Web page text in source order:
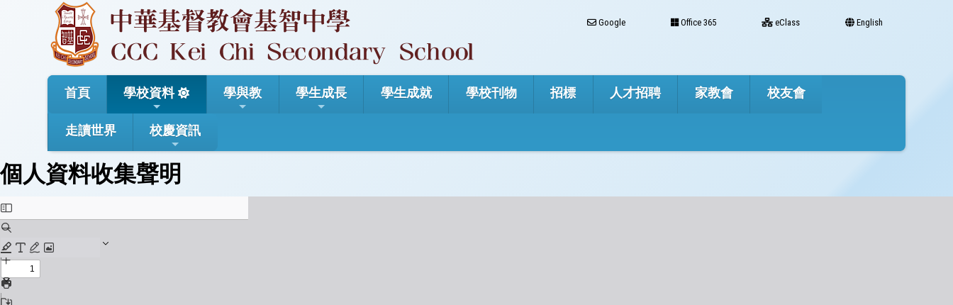
Google Office 365 eClass English
首頁 學校資料 學與教 學生成長 學生成就 學校刊物 招標 人才招聘 家教會 校友會
走讀世界 校慶資訊
個人資料收集聲明